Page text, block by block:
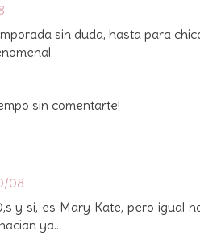
sin duda, hasta para
sin comentarte!
08
y si, es Mary Kate, pero igual
ya...